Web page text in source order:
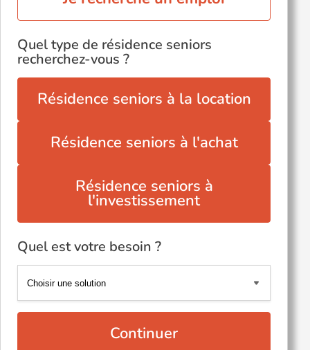
Quel type de résidence seniors
recherchez-vous ?
Résidence seniors à la location
Résidence seniors à l'achat
Résidence seniors à
l'investissement
Quel est votre besoin ?
Continuer